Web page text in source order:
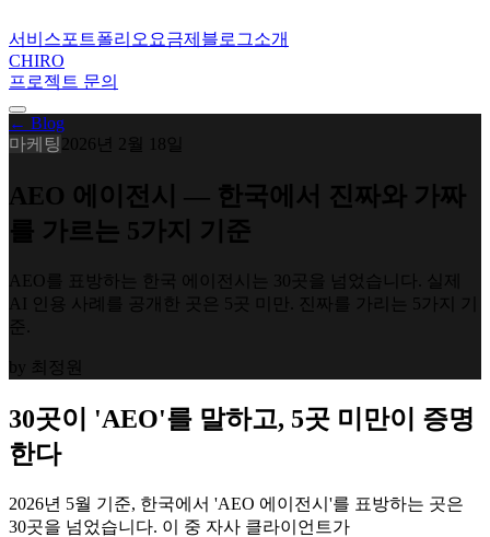
서비스포트폴리오 요금제 블로그소개
CHIRO
프로젝트 문의
← Blog
마케팅 2026년 2월 18일
AEO 에이전시 — 한국에서 진짜와 가짜
를 가르는 5가지 기준
AEO를 표방하는 한국 에이전시는 30곳을 넘었습니다. 실제
AI 인용 사례를 공개한 곳은 5곳 미만. 진짜를 가리는 5가지 기
준.
by 최정원
30곳이 'AEO'를 말하고, 5곳 미만이 증명
한다
2026년 5월 기준, 한국에서 'AEO 에이전시'를 표방하는 곳은
30곳을 넘었습니다. 이 중 자사 클라이언트가